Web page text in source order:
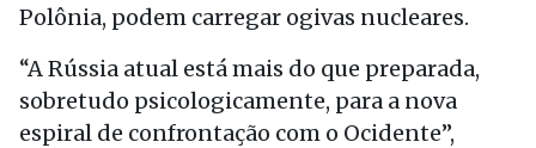
Polônia, podem carregar ogivas nucleares.
“A Rússia atual está mais do que preparada,
sobretudo psicologicamente, para a nova
espiral de confrontação com o Ocidente”,